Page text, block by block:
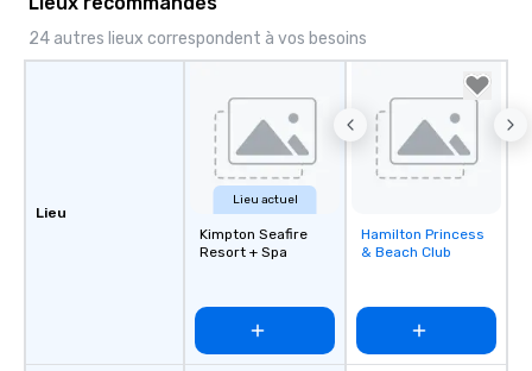
more about our
24 autres lieux correspondent à vos besoins
Lieu
Lieu actuel
Kimpton Seafire
Resort + Spa
Removed from
favorites
Hamilton Princess
& Beach Club